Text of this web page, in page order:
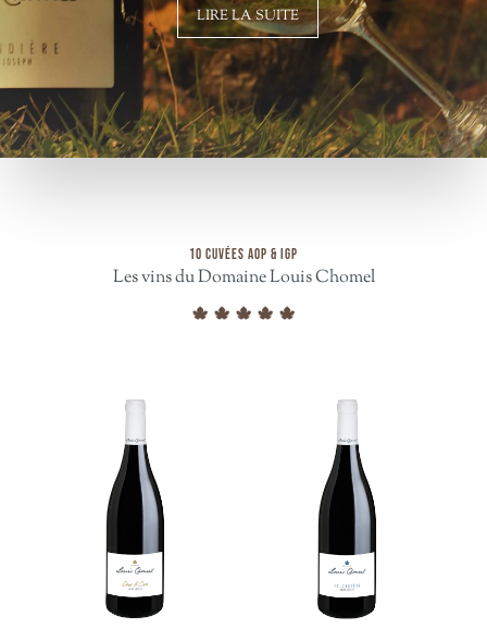
LIRE LA SUITE
10 CUVÉES AOP & IGP
Les vins du Domaine Louis Chomel